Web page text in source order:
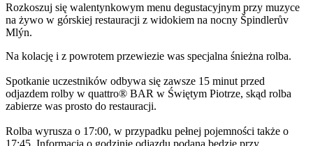
Rozkoszuj się walentynkowym menu degustacyjnym przy muzyce
na żywo w górskiej restauracji z widokiem na nocny Špindlerův
Mlýn.
Na kolację i z powrotem przewiezie was specjalna śnieżna rolba.
Spotkanie uczestników odbywa się zawsze 15 minut przed
odjazdem rolby w quattro® BAR w Świętym Piotrze, skąd rolba
zabierze was prosto do restauracji.
Rolba wyrusza o 17:00, w przypadku pełnej pojemności także o
17:45. Informacja o godzinie odjazdu podana będzie przy